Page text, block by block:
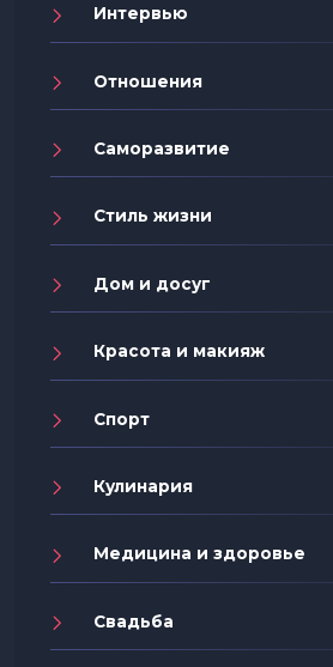
Интервью
Отношения
Саморазвитие
Стиль жизни
Дом и досуг
Красота и макияж
Спорт
Кулинария
Медицина и здоровье
Свадьба